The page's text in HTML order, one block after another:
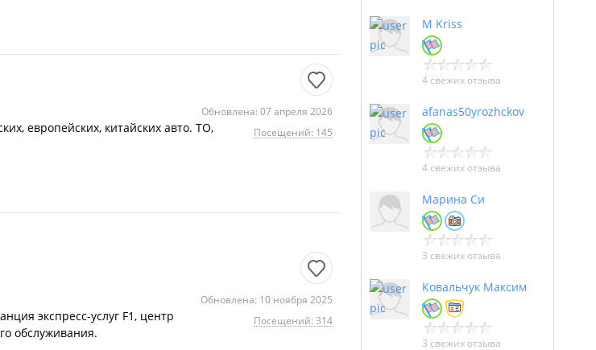
Обновлена: 07 апреля 2026
Посещений: 145
европейских, китайских авто. ТО,
Обновлена: 10 ноября 2025
Посещений: 314
экспресс-услуг F1, центр
обслуживания.
M Kriss
4 свежих отзыва
afanas50yrozhckov
4 свежих отзыва
Марина Си
3 свежих отзыва
Ковальчук Максим
3 свежих отзыва